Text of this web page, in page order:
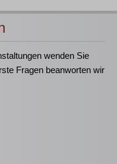
wenden Sie
Fragen beanworten wir